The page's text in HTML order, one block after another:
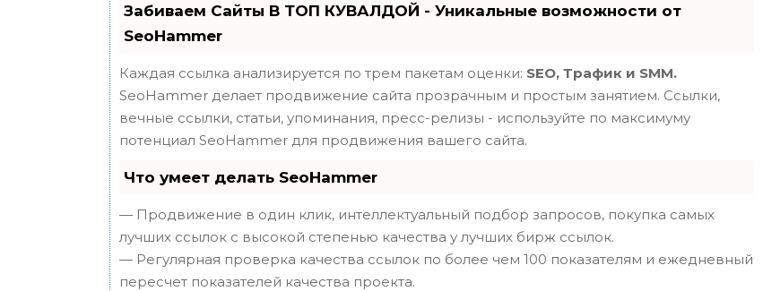
Забиваем Сайты В ТОП КУВАЛДОЙ - Уникальные возможности от
SeoHammer
Каждая ссылка анализируется по трем пакетам оценки: SEO, Трафик и SMM.
SeoHammer делает продвижение сайта прозрачным и простым занятием. Ссылки,
вечные ссылки, статьи, упоминания, пресс-релизы - используйте по максимуму
потенциал SeoHammer для продвижения вашего сайта.
Что умеет делать SeoHammer
— Продвижение в один клик, интеллектуальный подбор запросов, покупка самых
лучших ссылок с высокой степенью качества у лучших бирж ссылок.
— Регулярная проверка качества ссылок по более чем 100 показателям и ежедневный
пересчет показателей качества проекта.